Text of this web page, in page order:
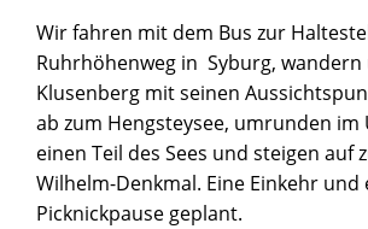
Wir fahren mit dem Bus zur
Ruhrhöhenweg in Syburg, wandern
Klusenberg mit seinen
ab zum Hengsteysee, umrunden im
einen Teil des Sees und steigen auf
Wilhelm-Denkmal. Eine Einkehr und
Picknickpause geplant.